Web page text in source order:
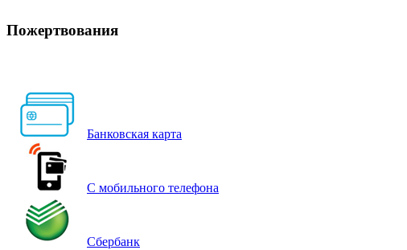
Пожертвования
Банковская карта
С мобильного телефона
Сбербанк